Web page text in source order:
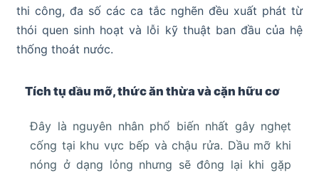
thi công, đa số các ca tắc nghẽn đều xuất phát từ
thói quen sinh hoạt và lỗi kỹ thuật ban đầu của hệ
thống thoát nước.
Tích tụ dầu mỡ, thức ăn thừa và cặn hữu cơ
Đây là nguyên nhân phổ biến nhất gây nghẹt
cống tại khu vực bếp và chậu rửa. Dầu mỡ khi
nóng ở dạng lỏng nhưng sẽ đông lại khi gặp